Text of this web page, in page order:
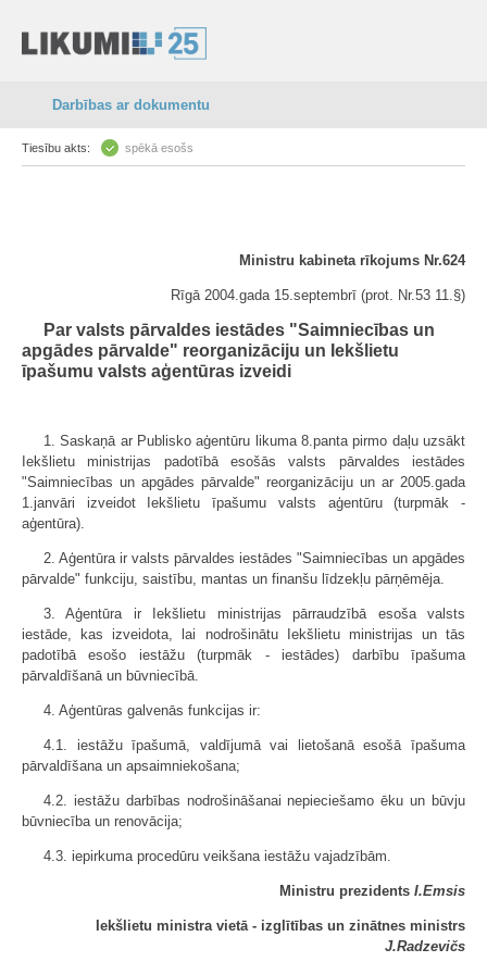
Darbības ar dokumentu
Tiesību akts: spēkā esošs
Ministru kabineta rīkojums Nr.624
Rīgā 2004.gada 15.septembrī (prot. Nr.53 11.§)
Par valsts pārvaldes iestādes "Saimniecības un
apgādes pārvalde" reorganizāciju un Iekšlietu
īpašumu valsts aģentūras izveidi
1. Saskaņā ar Publisko aģentūru likuma 8.panta pirmo daļu uzsākt
Iekšlietu ministrijas padotībā esošās valsts pārvaldes iestādes
"Saimniecības un apgādes pārvalde" reorganizāciju un ar 2005.gada
1.janvāri izveidot Iekšlietu īpašumu valsts aģentūru (turpmāk -
aģentūra).
2. Aģentūra ir valsts pārvaldes iestādes "Saimniecības un apgādes
pārvalde" funkciju, saistību, mantas un finanšu līdzekļu pārņēmēja.
3. Aģentūra ir Iekšlietu ministrijas pārraudzībā esoša valsts
iestāde, kas izveidota, lai nodrošinātu Iekšlietu ministrijas un tās
padotībā esošo iestāžu (turpmāk - iestādes) darbību īpašuma
pārvaldīšanā un būvniecībā.
4. Aģentūras galvenās funkcijas ir:
4.1. iestāžu īpašumā, valdījumā vai lietošanā esošā īpašuma
pārvaldīšana un apsaimniekošana;
4.2. iestāžu darbības nodrošināšanai nepieciešamo ēku un būvju
būvniecība un renovācija;
4.3. iepirkuma procedūru veikšana iestāžu vajadzībām.
Ministru prezidents I.Emsis
Iekšlietu ministra vietā - izglītības un zinātnes ministrs
J.Radzevičs